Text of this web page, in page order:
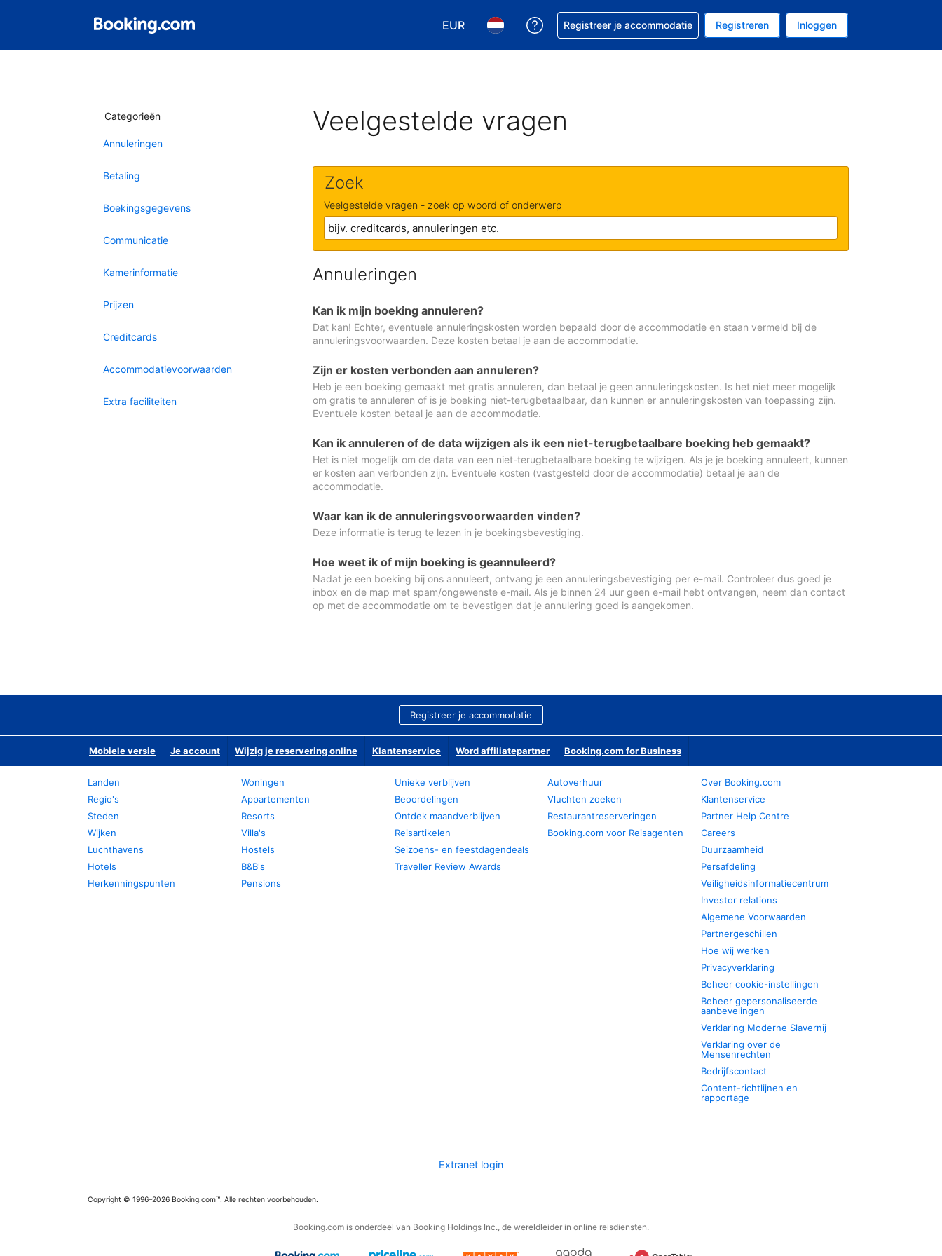
EUR
Kies je valuta. Je huidige valuta is EUR
Kies je taal. Je huidige taal is Nederlands
Krijg hulp bij je reservering
Registreer je accommodatie Registreren Inloggen
Categorieën
Annuleringen
Betaling
Boekingsgegevens
Communicatie
Kamerinformatie
Prijzen
Creditcards
Accommodatievoorwaarden
Extra faciliteiten
Veelgestelde vragen
Zoek
Veelgestelde vragen - zoek op woord of onderwerp
Annuleringen
Kan ik mijn boeking annuleren?
Dat kan! Echter, eventuele annuleringskosten worden bepaald door de accommodatie en staan vermeld bij de
annuleringsvoorwaarden. Deze kosten betaal je aan de accommodatie.
Zijn er kosten verbonden aan annuleren?
Heb je een boeking gemaakt met gratis annuleren, dan betaal je geen annuleringskosten. Is het niet meer mogelijk
om gratis te annuleren of is je boeking niet-terugbetaalbaar, dan kunnen er annuleringskosten van toepassing zijn.
Eventuele kosten betaal je aan de accommodatie.
Kan ik annuleren of de data wijzigen als ik een niet-terugbetaalbare boeking heb gemaakt?
Het is niet mogelijk om de data van een niet-terugbetaalbare boeking te wijzigen. Als je je boeking annuleert, kunnen
er kosten aan verbonden zijn. Eventuele kosten (vastgesteld door de accommodatie) betaal je aan de
accommodatie.
Waar kan ik de annuleringsvoorwaarden vinden?
Deze informatie is terug te lezen in je boekingsbevestiging.
Hoe weet ik of mijn boeking is geannuleerd?
Nadat je een boeking bij ons annuleert, ontvang je een annuleringsbevestiging per e-mail. Controleer dus goed je
inbox en de map met spam/ongewenste e-mail. Als je binnen 24 uur geen e-mail hebt ontvangen, neem dan contact
op met de accommodatie om te bevestigen dat je annulering goed is aangekomen.
Registreer je accommodatie
Mobiele versie Je account Wijzig je reservering online Klantenservice Word affiliatepartner Booking.com for Business
Landen
Regio's
Steden
Wijken
Luchthavens
Hotels
Herkenningspunten
Woningen
Appartementen
Resorts
Villa's
Hostels
B&B's
Pensions
Unieke verblijven
Beoordelingen
Ontdek maandverblijven
Reisartikelen
Seizoens- en feestdagendeals
Traveller Review Awards
Autoverhuur
Vluchten zoeken
Restaurantreserveringen
Booking.com voor Reisagenten
Over Booking.com
Klantenservice
Partner Help Centre
Careers
Duurzaamheid
Persafdeling
Veiligheidsinformatiecentrum
Investor relations
Algemene Voorwaarden
Partnergeschillen
Hoe wij werken
Privacyverklaring
Beheer cookie-instellingen
Beheer gepersonaliseerde
aanbevelingen
Verklaring Moderne Slavernij
Verklaring over de
Mensenrechten
Bedrijfscontact
Content-richtlijnen en
rapportage
Extranet login
Copyright © 1996–2026 Booking.com™. Alle rechten voorbehouden.
Booking.com is onderdeel van Booking Holdings Inc., de wereldleider in online reisdiensten.